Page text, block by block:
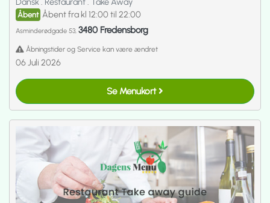
Åbent Åbent fra kl 12:00 til 22:00
Asminderødgade 53, 3480 Fredensborg
Åbningstider og Service kan være ændret
06 Juli 2026
Se Menukort